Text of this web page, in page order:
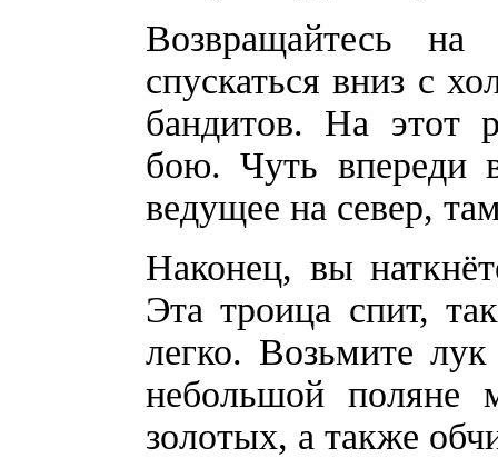
Возвращайтесь
спускаться вниз с
бандитов. На этот
бою. Чуть впереди
ведущее на север,
Наконец, вы
Эта троица спит,
легко. Возьмите
небольшой поляне
золотых, а также